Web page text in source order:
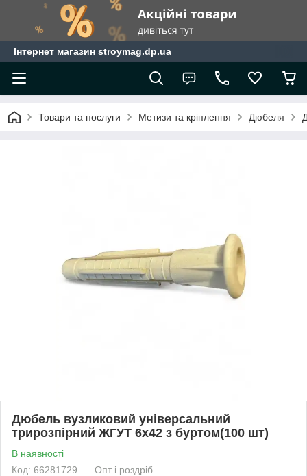
Інтернет магазин stroymag.dp.ua
Товари та послуги Метизи та кріплення Дюбеля
Дюбель вузликовий універсальний
трирозпірний ЖГУТ 6х42 з буртом(100 шт)
В наявності
Код: 66281729
Опт і роздріб